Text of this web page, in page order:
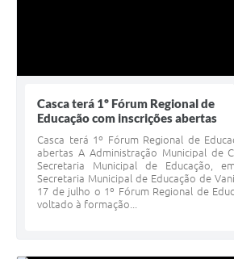
Casca terá 1º Fórum Regional de
Educação com inscrições abertas
Casca terá 1º Fórum Regional de
abertas A Administração Municipal de
Secretaria Municipal de Educação,
Secretaria Municipal de Educação de
17 de julho o 1º Fórum Regional de
voltado à formação...